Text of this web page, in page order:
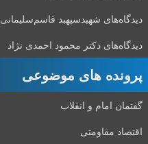
دیدگاه‌های شهید‌سپهبد قاسم‌سلیمانی
دیدگاه‌های دکتر محمود احمدی نژاد
پرونده های موضوعی
گفتمان امام و انقلاب
اقتصاد مقاومتی